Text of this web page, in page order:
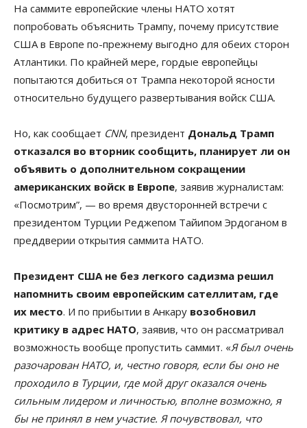
На саммите европейские члены НАТО хотят
попробовать объяснить Трампу, почему присутствие
США в Европе по-прежнему выгодно для обеих сторон
Атлантики. По крайней мере, гордые европейцы
попытаются добиться от Трампа некоторой ясности
относительно будущего развертывания войск США.
Но, как сообщает CNN, президент Дональд Трамп
отказался во вторник сообщить, планирует ли он
объявить о дополнительном сокращении
американских войск в Европе, заявив журналистам:
«Посмотрим”, — во время двусторонней встречи с
президентом Турции Реджепом Тайипом Эрдоганом в
преддверии открытия саммита НАТО.
Президент США не без легкого садизма решил
напомнить своим европейским сателлитам, где
их место. И по прибытии в Анкару возобновил
критику в адрес НАТО, заявив, что он рассматривал
возможность вообще пропустить саммит. «Я был очень
разочарован НАТО, и, честно говоря, если бы оно не
проходило в Турции, где мой друг оказался очень
сильным лидером и личностью, вполне возможно, я
бы не принял в нем участие. Я почувствовал, что